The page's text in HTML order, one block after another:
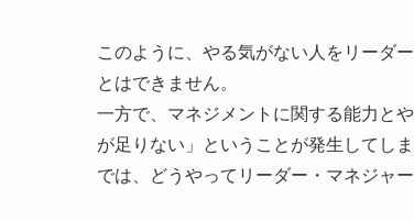
このように、やる気がない人をリーダ
とはできません。
一方で、マネジメントに関する能力と
が足りない」ということが発生してし
では、どうやってリーダー・マネジャ